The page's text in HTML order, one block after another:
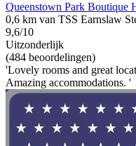
Queenstown Park Boutique
0,6 km van TSS Earnslaw
9,6/10
Uitzonderlijk
(484 beoordelingen)
'Lovely rooms and great
Amazing accommodations. '